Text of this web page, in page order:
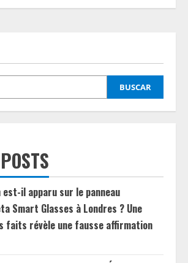
BUSCAR
il apparu sur le panneau
Smart Glasses à Londres ? Une
faits révèle une fausse affirmation